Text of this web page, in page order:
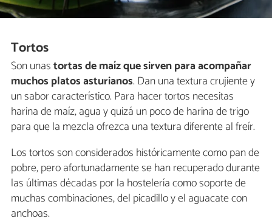
Tortos
Son unastortas de maíz que sirven para acompañar
muchos platos asturianos. Dan una textura crujiente y
un sabor característico. Para hacer tortos necesitas
harina de maíz, agua y quizá un poco de harina de trigo
para que la mezcla ofrezca una textura diferente al freír.
Los tortos son considerados históricamente como pan de
pobre, pero afortunadamente se han recuperado durante
las últimas décadas por la hostelería como soporte de
muchas combinaciones, del picadillo y el aguacate con
anchoas.